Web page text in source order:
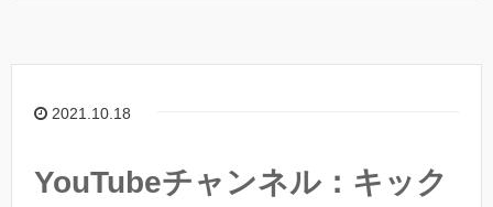
2021.10.18
YouTubeチャンネル：キック